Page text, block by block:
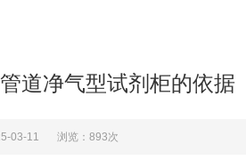
道净气型试剂柜的依据
03-11 浏览：893次